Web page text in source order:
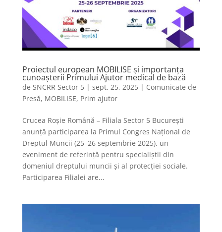
Proiectul european MOBILISE și importanța
cunoașterii Primului Ajutor medical de bază
de SNCRR Sector 5| sept. 25, 2025| Comunicate de
Presă, MOBILISE, Prim ajutor
Crucea Roșie Română – Filiala Sector 5 București
anunță participarea la Primul Congres Național de
Dreptul Muncii (25–26 septembrie 2025), un
eveniment de referință pentru specialiștii din
domeniul dreptului muncii și al protecției sociale.
Participarea Filialei are...